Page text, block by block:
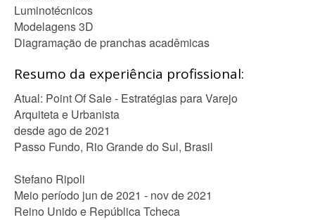
Luminotécnicos
Modelagens 3D
Diagramação de pranchas acadêmicas
Resumo da experiência profissional:
Atual: Point Of Sale - Estratégias para Varejo
Arquiteta e Urbanista
desde ago de 2021
Passo Fundo, Rio Grande do Sul, Brasil
Stefano Ripoli
Meio período jun de 2021 - nov de 2021
Reino Unido e República Tcheca